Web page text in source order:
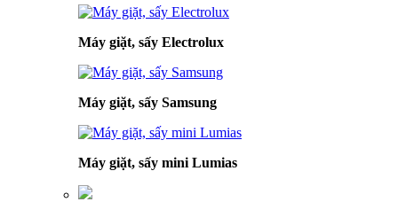
Máy giặt, sấy Electrolux
Máy giặt, sấy Samsung
Máy giặt, sấy mini Lumias